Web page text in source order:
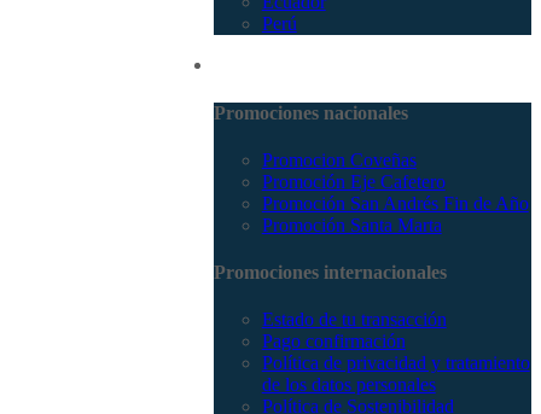
Perú
Promociones nacionales
Promocion Coveñas
Promoción Eje Cafetero
Promoción San Andrés Fin de Año
Promoción Santa Marta
Promociones internacionales
Estado de tu transacción
Pago confirmación
Política de privacidad y tratamiento
de los datos personales
Política de Sostenibilidad